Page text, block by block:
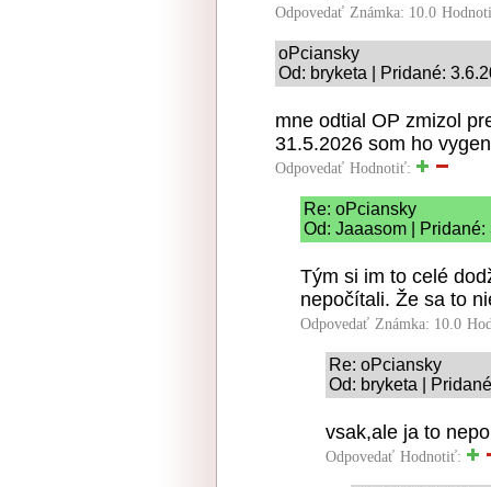
Odpovedať Známka: 10.0
oPciansky
Od: bryketa | Pridané:
mne odtial OP zmizol
31.5.2026 som ho
Odpovedať Hodnotiť:
Re: oPciansky
Od: Jaaasom |
Tým si im to celé
nepočítali. Že sa to
Odpovedať Známka: 10.0
Re: oPciansky
Od: bryketa |
vsak,ale ja to
Odpovedať Hodnotiť: